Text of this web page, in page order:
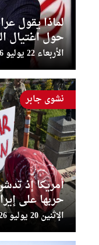
لماذا يقول
حول اغتيال
الأربعاء 22 يوليو 2026 - 14:13:18
أمريكا إذ
حربها على
الإثنين 20 يوليو 2026 - 10:31:59
نشوى جابر